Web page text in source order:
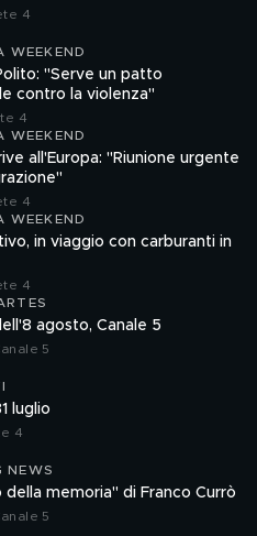
4
WEEKEND
"Serve un patto
contro la violenza"
4
WEEKEND
all'Europa: "Riunione urgente
4
WEEKEND
in viaggio con carburanti in
4
agosto, Canale 5
5
luglio
4
NEWS
della memoria" di Franco Currò
5